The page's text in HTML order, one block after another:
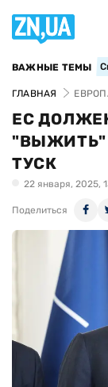
ВАЖНЫЕ ТЕМЫ
ГЛАВНАЯ
ЕС
"ВЫЖИТЬ"
ТУСК
22 января, 2025,
Поделиться